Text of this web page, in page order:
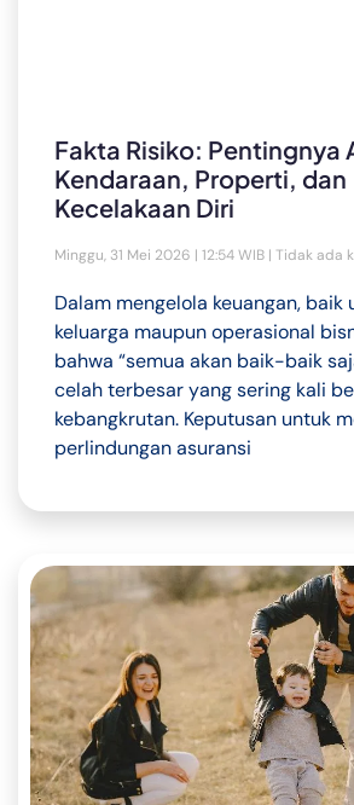
Fakta Risiko: Pentingnya
Kendaraan, Properti, dan
Kecelakaan Diri
Minggu, 31 Mei 2026 | 12:54 WIB Tidak ada
Dalam mengelola keuangan, baik
keluarga maupun operasional
bahwa “semua akan baik-baik
celah terbesar yang sering kali
kebangkrutan. Keputusan untuk
perlindungan asuransi